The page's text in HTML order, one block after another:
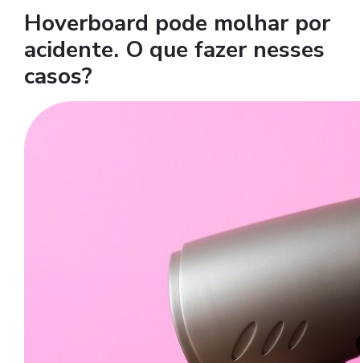
Hoverboard pode molhar por
acidente. O que fazer nesses
casos?